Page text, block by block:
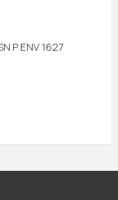
P ENV 1627